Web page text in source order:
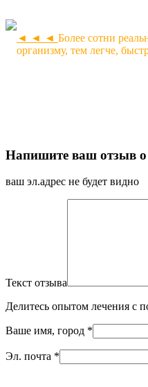
◄ ◄ ◄ Более сотни
организму, тем легче,
Напишите ваш отзыв о
ваш эл.адрес не будет видно
Текст отзыва
Делитесь опытом лечения с
Ваше имя, город *
Эл. почта *